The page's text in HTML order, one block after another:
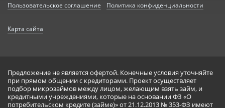
Пользовательское соглашение Политика конфиденциальности
Карта сайта
Предложение не является офертой. Конечные условия уточняйте
при прямом общении с кредиторами. Проект осуществляет
подбор микрозаймов между лицом, желающим взять займ, и
кредитными учреждениями, которые на основании ФЗ «О
потребительском кредите (займе)» от 21.12.2013 № 353-ФЗ имеют